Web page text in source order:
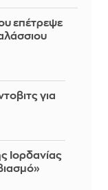
επέτρεψε
για
Ιορδανίας